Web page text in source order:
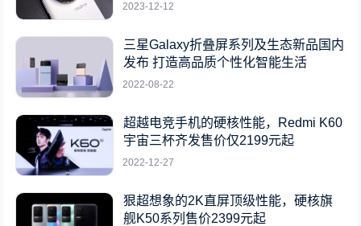
2023-12-12
三星Galaxy折叠屏系列及生态新品国内
发布 打造高品质个性化智能生活
2022-08-22
超越电竞手机的硬核性能，Redmi K60
宇宙三杯齐发售价仅2199元起
2022-12-27
狠超想象的2K直屏顶级性能，硬核旗
舰K50系列售价2399元起